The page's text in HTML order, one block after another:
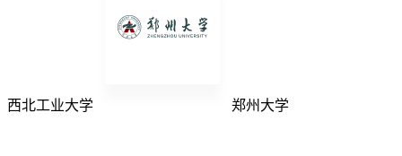
西北工业大学 郑州大学